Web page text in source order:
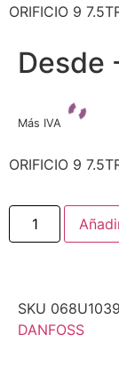
ORIFICIO 9
Desde
Más IVA
ORIFICIO 9
SKU 068U1039
DANFOSS